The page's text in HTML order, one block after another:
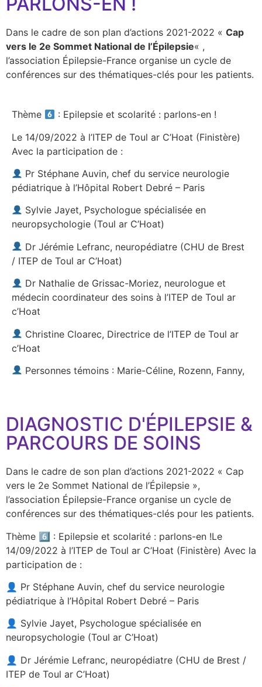
Dans le cadre de son plan d’actions 2021-2022 « Cap
vers le 2e Sommet National de l’Épilepsie« ,
l’association Épilepsie-France organise un cycle de
conférences sur des thématiques-clés pour les patients.
Thème
: Epilepsie et scolarité : parlons-en !
Le 14/09/2022 à l’ITEP de Toul ar C’Hoat (Finistère)
Avec la participation de :
Pr Stéphane Auvin, chef du service neurologie
pédiatrique à l’Hôpital Robert Debré – Paris
Sylvie Jayet, Psychologue spécialisée en
neuropsychologie (Toul ar C’Hoat)
Dr Jérémie Lefranc, neuropédiatre (CHU de Brest
/ ITEP de Toul ar C’Hoat)
Dr Nathalie de Grissac-Moriez, neurologue et
médecin coordinateur des soins à l’ITEP de Toul ar
c’Hoat
Christine Cloarec, Directrice de l’ITEP de Toul ar
c’Hoat
Personnes témoins : Marie-Céline, Rozenn, Fanny,
DIAGNOSTIC D'ÉPILEPSIE &
PARCOURS DE SOINS
Dans le cadre de son plan d’actions 2021-2022 « Cap
vers le 2e Sommet National de l’Épilepsie »,
l’association Épilepsie-France organise un cycle de
conférences sur des thématiques-clés pour les patients.
Thème 6️⃣ : Epilepsie et scolarité : parlons-en !Le
14/09/2022 à l’ITEP de Toul ar C’Hoat (Finistère) Avec la
participation de :
👤 Pr Stéphane Auvin, chef du service neurologie
pédiatrique à l’Hôpital Robert Debré – Paris
👤 Sylvie Jayet, Psychologue spécialisée en
neuropsychologie (Toul ar C’Hoat)
👤 Dr Jérémie Lefranc, neuropédiatre (CHU de Brest /
ITEP de Toul ar C’Hoat)